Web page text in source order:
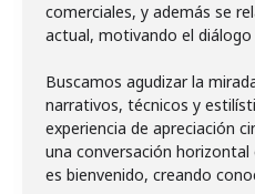
comerciales, y además se
actual, motivando el
Buscamos agudizar la
narrativos, técnicos y
experiencia de apreciación
una conversación
es bienvenido, creando